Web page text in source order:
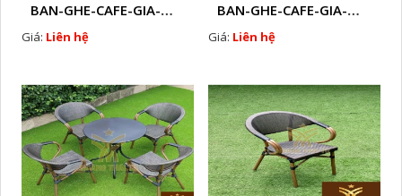
BAN-GHE-CAFE-GIA-MAY-HTTRE1
Giá: Liên hệ
BAN-GHE-CAFE-GIA-MAY-HTTL5
Giá: Liên hệ